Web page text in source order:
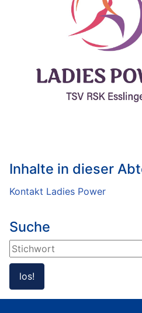
Inhalte in dieser
Kontakt Ladies Power
Suche
Suchen ...
los!